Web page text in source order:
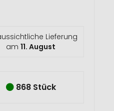
Lieferung
am11. August
868 Stück